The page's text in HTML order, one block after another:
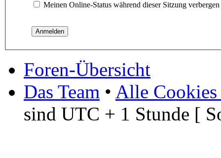
Meinen Online-Status während dieser Sitzung verbergen
Foren-Übersicht
Das Team • Alle Cookies
sind UTC + 1 Stunde [